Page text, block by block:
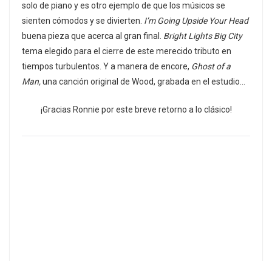
solo de piano y es otro ejemplo de que los músicos se
sienten cómodos y se divierten. I’m Going Upside Your Head
buena pieza que acerca al gran final. Bright Lights Big City
tema elegido para el cierre de este merecido tributo en
tiempos turbulentos. Y a manera de encore, Ghost of a
Man,una canción original de Wood, grabada en el estudio…
¡Gracias Ronnie por este breve retorno a lo clásico!